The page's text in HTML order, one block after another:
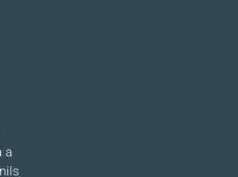
a